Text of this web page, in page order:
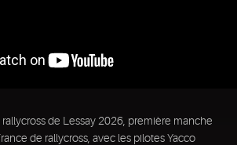
de Lessay 2026, première manche
de rallycross, avec les pilotes Yacco